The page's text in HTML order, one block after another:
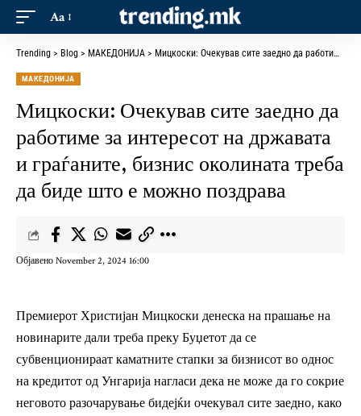
Aa
Trending > Blog > МАКЕДОНИЈА > Мицкоски: Очекував сите заедно да работиме за интересот на државата и граѓаните, бизнис околината треба да биде што е можно поздрава
МАКЕДОНИЈА
Мицкоски: Очекував сите заедно да
работиме за интересот на државата
и граѓаните, бизнис околината треба
да биде што е можно поздрава
Објавено November 2, 2024 16:00
Премиерот Христијан Мицкоски денеска на прашање на
новинарите дали треба преку Буџетот да се
субвенционираат каматните стапки за бизнисот во однос
на кредитот од Унгарија нагласи дека не може да го сокрие
неговото разочарување бидејќи очекувал сите заедно, како